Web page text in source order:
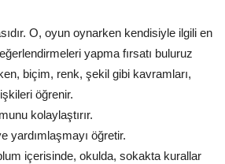
O, oyun oynarken kendisiyle ilgili en
yapma fırsatı buluruz
biçim, renk, şekil gibi kavramları,
öğrenir.
kolaylaştırır.
yardımlaşmayı öğretir.
içerisinde, okulda, sokakta kurallar